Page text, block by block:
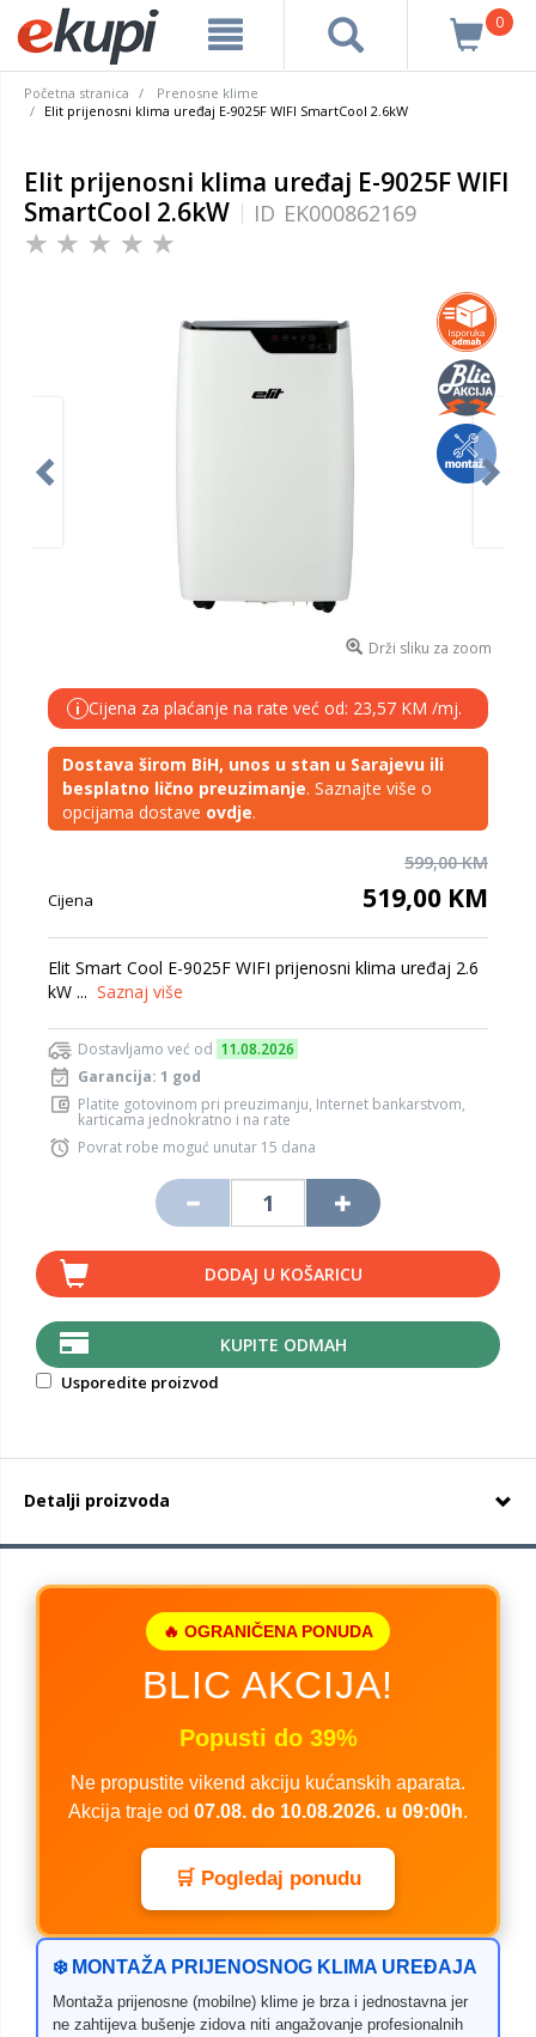
0
Početna stranica
Prenosne klime
Elit prijenosni klima uređaj E-9025F WIFI SmartCool 2.6kW
Elit prijenosni klima uređaj E-9025F WIFI
SmartCool 2.6kW
ID EK000862169
Drži sliku za zoom
i Cijena za plaćanje na rate već od: 23,57 KM /mj.
Dostava širom BiH, unos u stan u Sarajevu ili
besplatno lično preuzimanje. Saznajte više o
opcijama dostave ovdje.
599,00 KM
Cijena 519,00 KM
Elit Smart Cool E-9025F WIFI prijenosni klima uređaj 2.6
kW ... Saznaj više
Dostavljamo već od 11.08.2026
Garancija: 1 god
Platite gotovinom pri preuzimanju, Internet bankarstvom,
karticama jednokratno i na rate
Povrat robe moguć unutar 15 dana
DODAJ U KOŠARICU
KUPITE ODMAH
Usporedite proizvod
Detalji proizvoda
🔥 OGRANIČENA PONUDA
BLIC AKCIJA!
Popusti do 39%
Ne propustite vikend akciju kućanskih aparata.
Akcija traje od 07.08. do 10.08.2026. u 09:00h.
🛒 Pogledaj ponudu
❄️ MONTAŽA PRIJENOSNOG KLIMA UREĐAJA
Montaža prijenosne (mobilne) klime je brza i jednostavna jer
ne zahtijeva bušenje zidova niti angažovanje profesionalnih